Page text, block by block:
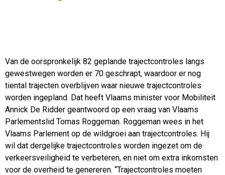
Van de oorspronkelijk 82 geplande trajectcontroles langs
gewestwegen worden er 70 geschrapt, waardoor er nog
tiental trajecten overblijven waar nieuwe trajectcontroles
worden ingepland. Dat heeft Vlaams minister voor Mobiliteit
Annick De Ridder geantwoord op een vraag van Vlaams
Parlementslid Tomas Roggeman. Roggeman wees in het
Vlaams Parlement op de wildgroei aan trajectcontroles. Hij
wil dat dergelijke trajectcontroles worden ingezet om de
verkeersveiligheid te verbeteren, en niet om extra inkomsten
voor de overheid te genereren. “Trajectcontroles moeten